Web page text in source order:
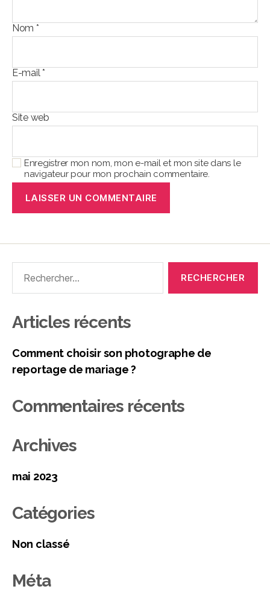
Nom *
E-mail*
Site web
Enregistrer mon nom, mon e-mail et mon site dans le
navigateur pour mon prochain commentaire.
Articles récents
Comment choisir son photographe de
reportage de mariage ?
Commentaires récents
Archives
mai 2023
Catégories
Non classé
Méta